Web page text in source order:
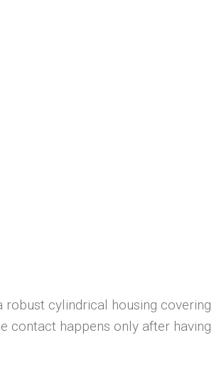
cylindrical housing
contact happens only after